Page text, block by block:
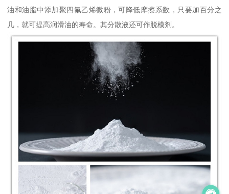
油和油脂中添加聚四氟乙烯微粉，可降低摩擦系数，只要加百分之
几，就可提高润滑油的寿命。其分散液还可作脱模剂。